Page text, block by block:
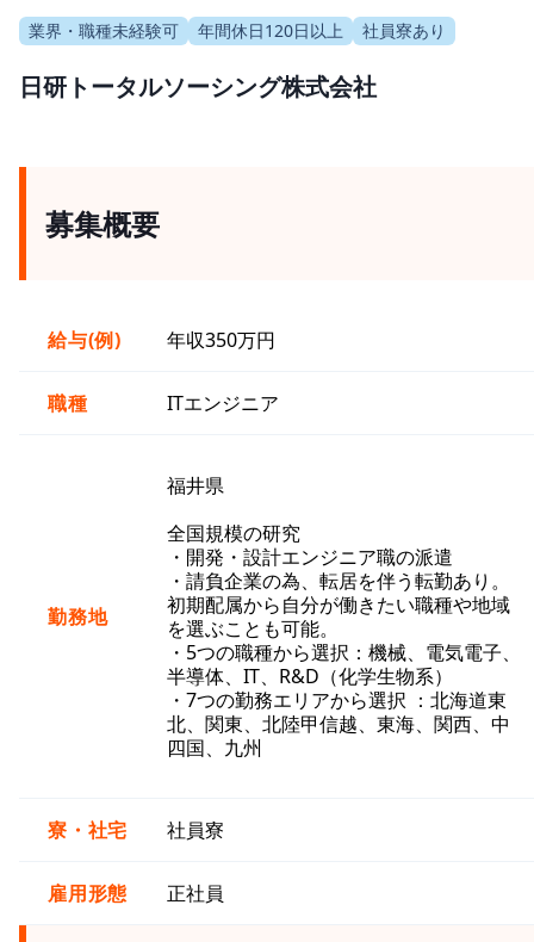
業界・職種未経験可 年間休日120日以上 社員寮あり
日研トータルソーシング株式会社
募集概要
給与(例) 年収350万円
職種 ITエンジニア
勤務地
福井県
全国規模の研究
・開発・設計エンジニア職の派遣
・請負企業の為、転居を伴う転勤あり。
初期配属から自分が働きたい職種や地域
を選ぶことも可能。
・5つの職種から選択：機械、電気電子、
半導体、IT、R&D（化学生物系）
・7つの勤務エリアから選択 ：北海道東
北、関東、北陸甲信越、東海、関西、中
四国、九州
寮・社宅 社員寮
雇用形態 正社員